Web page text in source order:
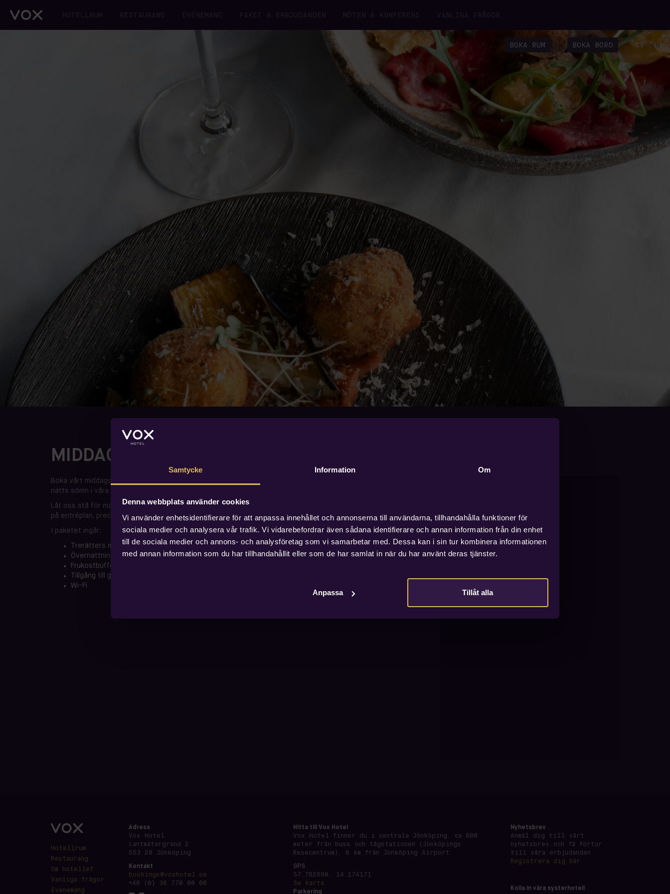
Samtycke Information Om
Denna webbplats använder cookies
Vi använder enhetsidentifierare för att anpassa innehållet och annonserna till användarna, tillhandahålla funktioner för
sociala medier och analysera vår trafik. Vi vidarebefordrar även sådana identifierare och annan information från din enhet
till de sociala medier och annons- och analysföretag som vi samarbetar med. Dessa kan i sin tur kombinera informationen
med annan information som du har tillhandahållit eller som de har samlat in när du har använt deras tjänster.
Anpassa Tillåt alla
HOTELLRUM RESTAURANG EVENEMANG PAKET & ERBJUDANDEN MÖTEN & KONFERENS VANLIGA FRÅGOR
BOKA RUM BOKA BORD SV/ EN
MIDDAGSPAKET
Boka vårt middagspaket – börja med en utsökt trerätters middag i vår restaurang och avsluta med en skön
natts sömn i våra rum.
Låt oss stå för maten så att du kan få extra tid till att njuta av din vistelse. Middagen serveras i vår restaurang
på entréplan, precis intill vår bar – den perfekta platsen att börja kvällen på innan din middagstid!
I paketet ingår:
Trerätters middag
Övernattning
Frukostbuffé
Tillgång till gym
Wi-Fi
Hotellrum
Restaurang
Om hotellet
Vanliga frågor
Evenemang
Adress
Vox Hotel
Lantmätargränd 2
553 20 Jönköping
Kontakt
bookings@voxhotel.se
+46 (0) 36 770 00 00
Hitta till Vox Hotel
Vox Hotel finner du i centrala Jönköping, ca 600
meter från buss och tågstationen (Jönköpings
Resecentrum), 6 km från Jönköping Airport.
GPS
57.782890, 14.174171
Se karta
Parkering
Nyhetsbrev
Anmäl dig till vårt
nyhetsbrev och få förtur
till våra erbjudanden.
Registrera dig här
Kolla in våra systerhotell